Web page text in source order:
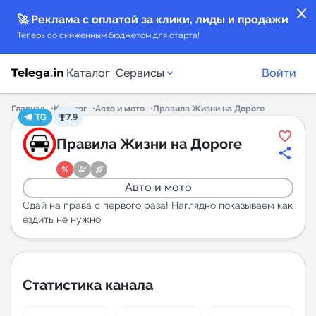
close
🚀 Реклама с оплатой за клики, лиды и продажи
Теперь со сниженным бюджетом для старта!
Каталог Сервисы
Каталог каналов
Каталог ботов
Горящие предложения
Индекс читаемости каналов в Telegram
Аналитика MAX каналов
Войти
Главная Каталог Авто и мото
Правила Жизни на Дороге
TG
7.9
Правила Жизни на Дороге
Авто и мото
Сдай на права с первого раза! Наглядно показываем как
ездить не нужно
Статистика канала